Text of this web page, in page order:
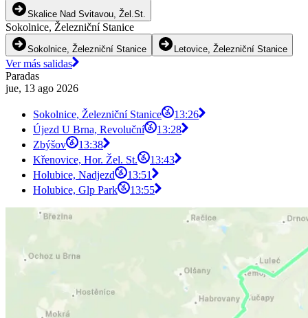
Skalice Nad Svitavou, Žel.St.
Sokolnice, Železniční Stanice
Sokolnice, Železniční Stanice Letovice, Železniční Stanice
Ver más salidas
Paradas
jue, 13 ago 2026
Sokolnice, Železniční Stanice
13:26
Újezd U Brna, Revoluční
13:28
Zbýšov
13:38
Křenovice, Hor. Žel. St.
13:43
Holubice, Nadjezd
13:51
Holubice, Glp Park
13:55